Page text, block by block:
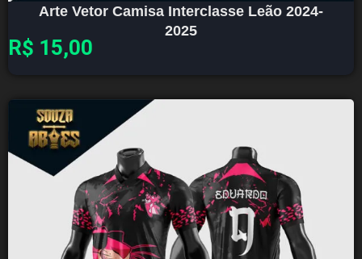
Arte Vetor Camisa Interclasse Leão 2024-
2025
R$ 15,00